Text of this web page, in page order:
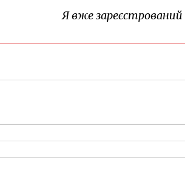
Я вже